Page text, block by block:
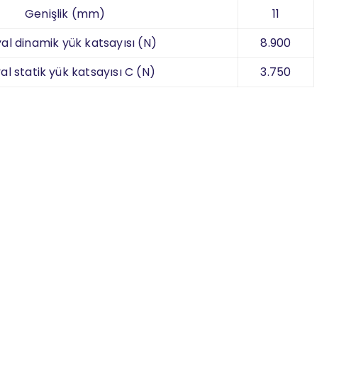
Genişlik (mm)
11
dinamik yük katsayısı (N)
8.900
statik yük katsayısı C (N)
3.750